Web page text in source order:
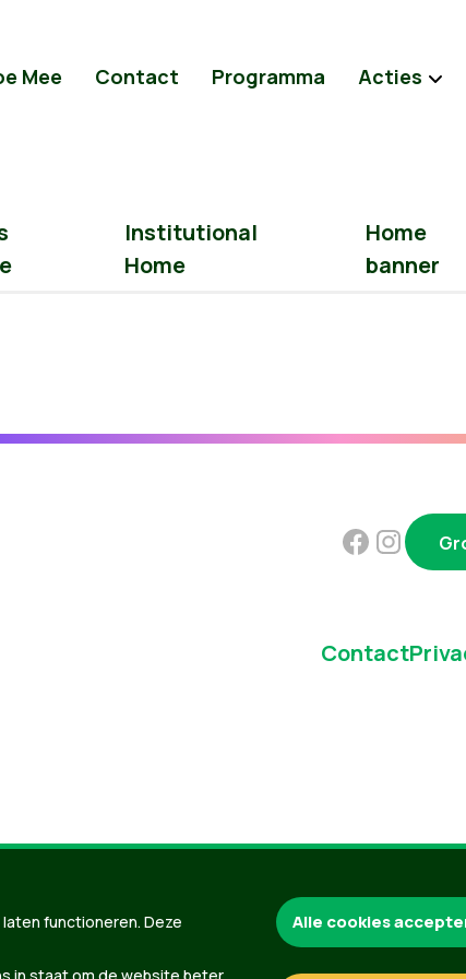
Mee Contact Programma Acties
Institutional
Home
Home
banner
Contact
functioneren. Deze
Alle cookies